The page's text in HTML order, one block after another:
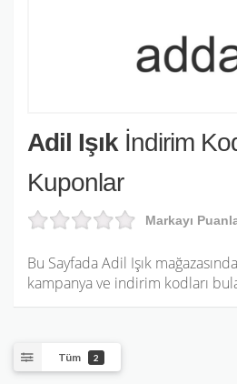
Adil Işıkİndirim
Kuponlar
Markayı
Bu Sayfada Adil Işık
kampanya ve indirim kodları
Tüm 2